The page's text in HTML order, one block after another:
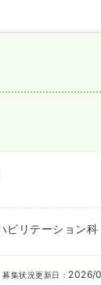
ビリテーション科
募集状況更新日： 2026/